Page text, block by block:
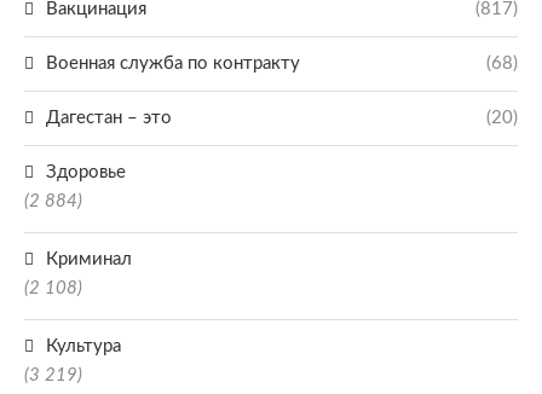
Вакцинация (817)
Военная служба по контракту (68)
Дагестан – это (20)
Здоровье
(2 884)
Криминал
(2 108)
Культура
(3 219)